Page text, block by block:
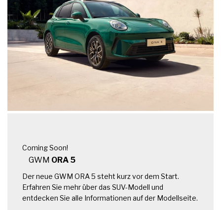
Coming Soon!
GWM ORA 5
Der neue GWM ORA 5 steht kurz vor dem Start.
Erfahren Sie mehr über das SUV-Modell und
entdecken Sie alle Informationen auf der Modellseite.